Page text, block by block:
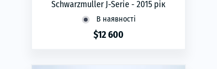
Schwarzmuller J-Serie - 2015 рік
В наявності
$12 600